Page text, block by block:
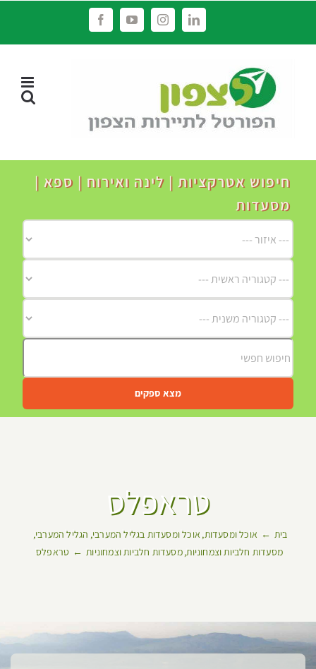
LinkedIn
Instagram
YouTube
Facebook
חיפוש אטרקציות | לינה ואירוח | ספא |
מסעדות
מצא ספקים
טראפלס
בית אוכל ומסעדות אוכל ומסעדות בגליל המערבי הגליל המערבי
מסעדות חלביות וצמחוניות מסעדות חלביות וצמחוניות טראפלס